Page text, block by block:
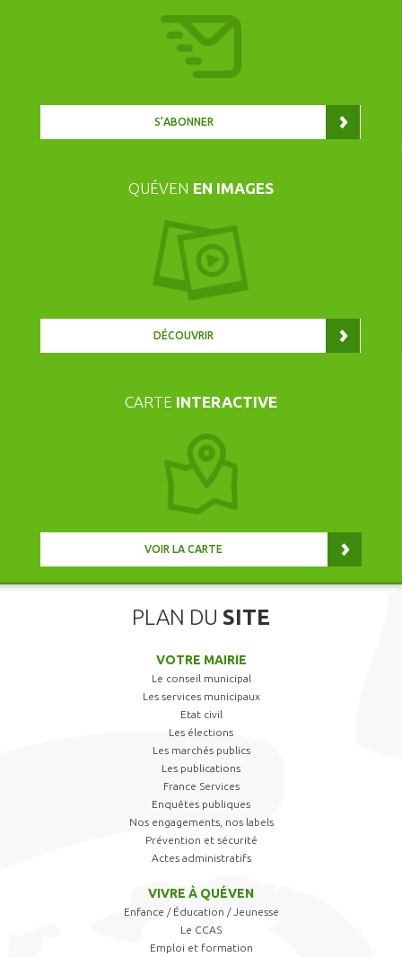
S’ABONNER
QUÉVEN EN IMAGES
DÉCOUVRIR
CARTE INTERACTIVE
VOIR LA CARTE
PLAN DU SITE
VOTRE MAIRIE
Le conseil municipal
Les services municipaux
Etat civil
Les élections
Les marchés publics
Les publications
France Services
Enquêtes publiques
Nos engagements, nos labels
Prévention et sécurité
Actes administratifs
VIVRE À QUÉVEN
Enfance / Éducation / Jeunesse
Le CCAS
Emploi et formation